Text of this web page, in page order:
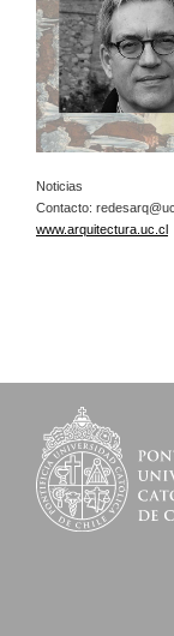
Noticias
Contacto:
www.arquitectura.uc.cl